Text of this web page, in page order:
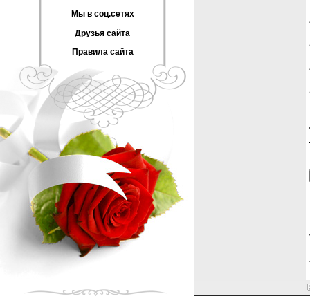
Мы в соц.сетях
Друзья сайта
Правила сайта